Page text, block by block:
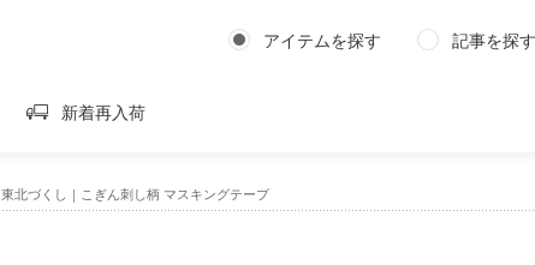
アイテムを探す 記事を探す
新着再入荷
東北づくし｜こぎん刺し柄 マスキングテープ